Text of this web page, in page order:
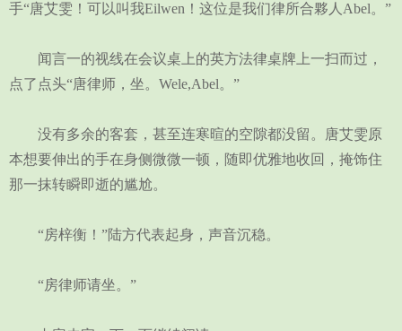
手“唐艾雯！可以叫我Eilwen！这位是我们律所合夥人Abel。”
闻言一的视线在会议桌上的英方法律桌牌上一扫而过，
点了点头“唐律师，坐。Wele,Abel。”
没有多余的客套，甚至连寒暄的空隙都没留。唐艾雯原
本想要伸出的手在身侧微微一顿，随即优雅地收回，掩饰住
那一抹转瞬即逝的尴尬。
“房梓衡！”陆方代表起身，声音沉稳。
“房律师请坐。”